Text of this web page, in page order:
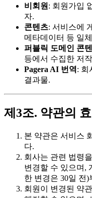
비회원 : 회원가입
자.
콘텐츠: 서비스에
메타데이터 등 일
퍼블릭 도메인 콘
등에서 수집한 저
Pagera AI 번역: 회
결과물.
제3조. 약관의
본 약관은 서비스
다.
회사는 관련 법령
변경할 수 있으며,
한 변경은 30일 전
회원이 변경된 약